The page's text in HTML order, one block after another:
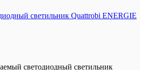
светильник Quattrobi ENERGIE
светодиодный светильник